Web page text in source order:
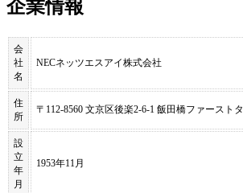
企業情報
会
社
名
NECネッツエスアイ株式会社
住
所
〒112-8560 文京区後楽2-6-1 飯田橋ファースト
設
立
年
月
1953年11月